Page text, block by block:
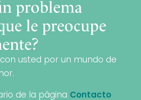
problema
le preocupe
usted por un mundo de
de la página Contacto